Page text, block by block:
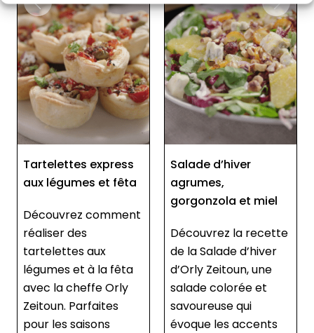
Salade d’hiver
agrumes,
Découvrez la recette
de la Salade d’hiver
d’Orly Zeitoun, une
salade colorée et
savoureuse qui
évoque les accents
Crackers apéro
maison à l’huile
d’olive
Préparez des
crackers maison
croustillants et
savoureux avec la
cheffe Orly Zeitoun.
Cette recette facile à